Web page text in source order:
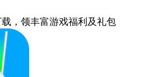
，领丰富游戏福利 及礼包